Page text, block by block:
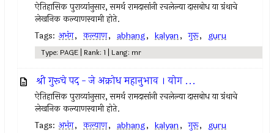
ऐतिहासिक पुराव्यांनुसार, समर्थ रामदासांनी रचलेल्या दासबोध या ग्रंथाचे
लेखनिक कल्याणस्वामी होते.
Tags: अभंग, कल्याण, abhang, kalyan, गुरू, guru
Type: PAGE | Rank: 1 | Lang: mr
श्री गुरूचे पद - जे अक्रोध महानुभाव । योग ...
ऐतिहासिक पुराव्यांनुसार, समर्थ रामदासांनी रचलेल्या दासबोध या ग्रंथाचे
लेखनिक कल्याणस्वामी होते.
Tags: अभंग, कल्याण, abhang, kalyan, गुरू, guru